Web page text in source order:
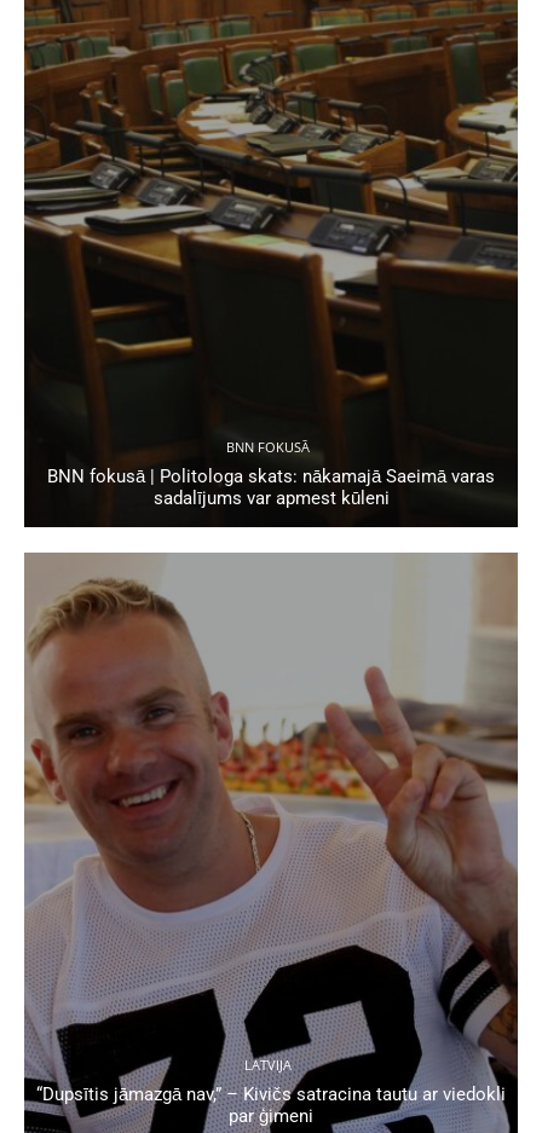
BNN FOKUSĀ
BNN fokusā | Politologa skats: nākamajā Saeimā varas
sadalījums var apmest kūleni
LATVIJA
“Dupsītis jāmazgā nav,” – Kivičs satracina tautu ar viedokli
par ģimeni